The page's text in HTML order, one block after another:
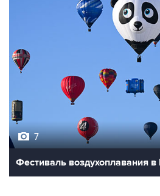
7
Фестиваль воздухоплавания в